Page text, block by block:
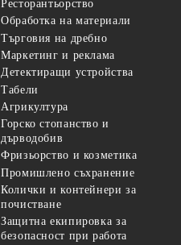
Ресторантьорство
Обработка на материали
Търговия на дребно
Маркетинг и реклама
Детектиращи устройства
Табели
Агрикултура
Горско стопанство и
дърводобив
Фризьорство и козметика
Промишлено съхранение
Колички и контейнери за
почистване
Защитна екипировка за
безопасност при работа